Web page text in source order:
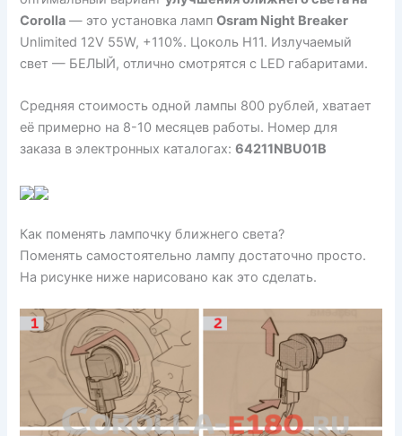
Corolla — это установка лампOsram Night Breaker
Unlimited 12V 55W, +110%. Цоколь H11. Излучаемый
свет — БЕЛЫЙ, отлично смотрятся с LED габаритами.
Средняя стоимость одной лампы 800 рублей, хватает
её примерно на 8-10 месяцев работы. Номер для
заказа в электронных каталогах:64211NBU01B
Как поменять лампочку ближнего света?
Поменять самостоятельно лампу достаточно просто.
На рисунке ниже нарисовано как это сделать.